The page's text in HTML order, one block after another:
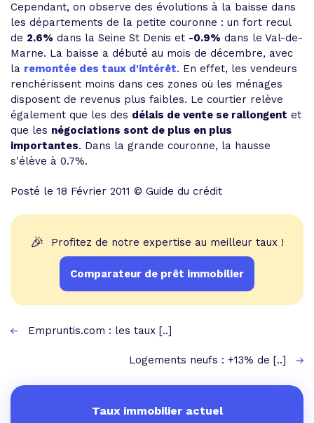
Cependant, on observe des évolutions à la baisse dans
les départements de la petite couronne : un fort recul
de 2.6% dans la Seine St Denis et -0.9% dans le Val-de-
Marne. La baisse a débuté au mois de décembre, avec
la remontée des taux d'intérêt. En effet, les vendeurs
renchérissent moins dans ces zones où les ménages
disposent de revenus plus faibles. Le courtier relève
également que les des délais de vente se rallongent et
que les négociations sont de plus en plus
importantes. Dans la grande couronne, la hausse
s'élève à 0.7%.
Posté le 18 Février 2011 © Guide du crédit
🎉 Profitez de notre expertise au meilleur taux !
Comparateur de prêt immobilier
Empruntis.com : les taux [..]
Logements neufs : +13% de [..]
Taux immobilier actuel